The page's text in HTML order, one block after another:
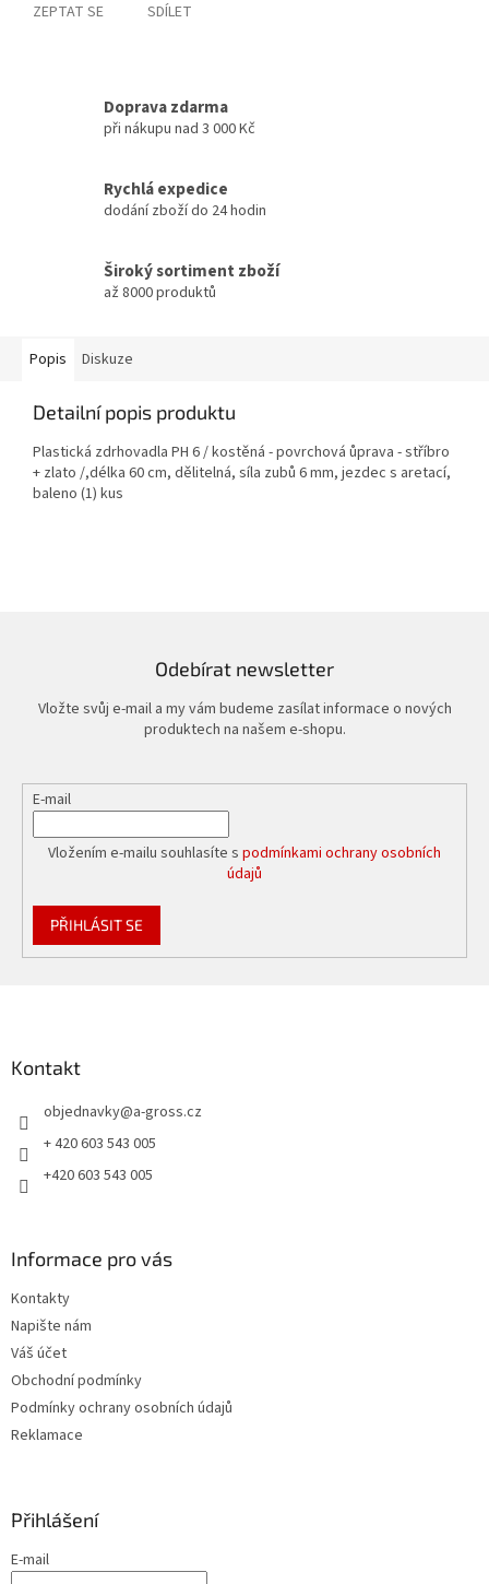
ZEPTAT SE SDÍLET
Doprava zdarma
při nákupu nad 3 000 Kč
Rychlá expedice
dodání zboží do 24 hodin
Široký sortiment zboží
až 8000 produktů
Popis Diskuze
Detailní popis produktu
Plastická zdrhovadla PH 6 / kostěná - povrchová ůprava - stříbro
+ zlato /,délka 60 cm, dělitelná, síla zubů 6 mm, jezdec s aretací,
baleno (1) kus
Odebírat newsletter
Vložte svůj e-mail a my vám budeme zasílat informace o nových
produktech na našem e-shopu.
E-mail
Vložením e-mailu souhlasíte s podmínkami ochrany osobních
údajů
PŘIHLÁSIT SE
Kontakt
objednavky@a-gross.cz
+ 420 603 543 005
+420 603 543 005
Informace pro vás
Kontakty
Napište nám
Váš účet
Obchodní podmínky
Podmínky ochrany osobních údajů
Reklamace
Přihlášení
E-mail